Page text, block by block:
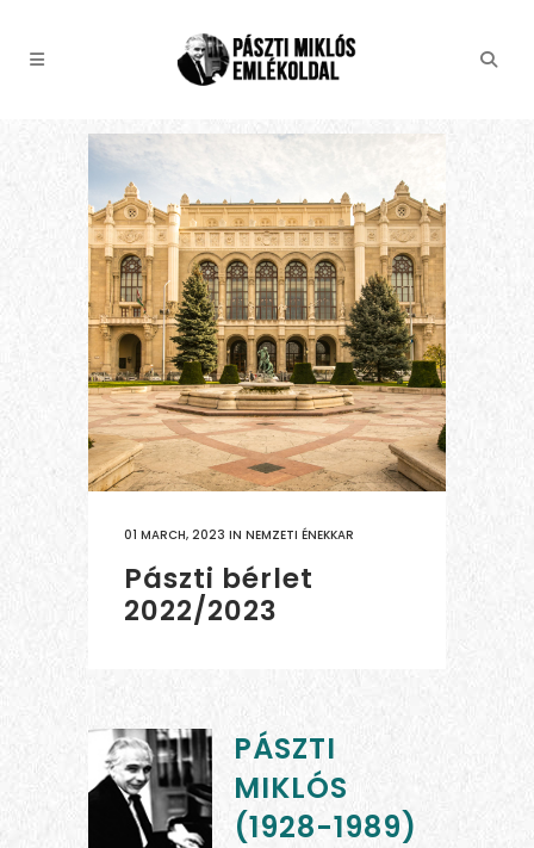
01 MARCH, 2023 IN NEMZETI ÉNEKKAR
Pászti bérlet
2022/2023
PÁSZTI
MIKLÓS
(1928-1989)